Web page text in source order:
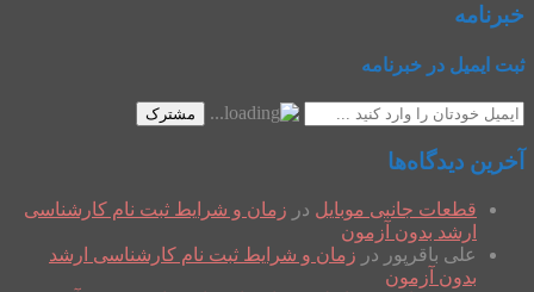
خبرنامه
ثبت ایمیل در خبرنامه
مشترک
آخرین دیدگاه‌ها
قطعات جانبی موبایل در زمان و شرایط ثبت نام کارشناسی
ارشد بدون آزمون
علی باقرپور در زمان و شرایط ثبت نام کارشناسی ارشد
بدون آزمون